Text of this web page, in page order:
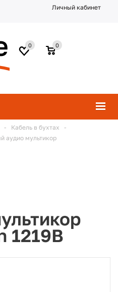
Личный кабинет
0
0
- Кабель в бухтах
-
аудио мультикор
1219B